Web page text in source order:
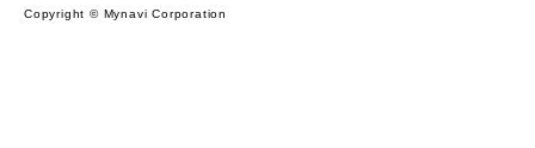
Copyright © Mynavi Corporation